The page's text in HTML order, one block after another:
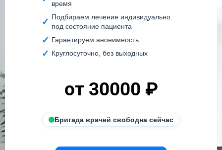
время
Подбираем лечение индивидуально
под состояние пациента
Гарантируем анонимность
Круглосуточно, без выходных
от 30000 ₽
Бригада врачей свободна сейчас